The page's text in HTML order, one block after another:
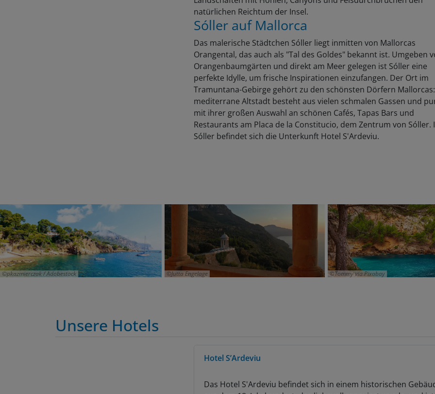
natürlichen Reichtum der Insel.
Sóller auf Mallorca
Das malerische Städtchen Sóller liegt inmitten von Mallorcas
Orangental, das auch als "Tal des Goldes" bekannt ist. Umgeben
Orangenbaumgärten und direkt am Meer gelegen ist Sóller eine
perfekte Idylle, um frische Inspirationen einzufangen. Der Ort im
Tramuntana-Gebirge gehört zu den schönsten Dörfern
mediterrane Altstadt besteht aus vielen schmalen Gassen und
mit ihrer großen Auswahl an schönen Cafés, Tapas Bars und
Restaurants am Placa de la Constitucio, dem Zentrum von Sóller.
Sóller befindet sich die Unterkunft Hotel S'Ardeviu.
pkazmierczak / Adobestock Jutta Engelage Tommy via Pixabay
Unsere Hotels
Hotel S’Ardeviu
Das Hotel S'Ardeviu befindet sich in einem historischen